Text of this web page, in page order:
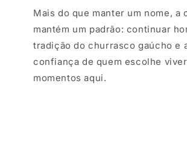
Mais do que manter um nome, a
mantém um padrão: continuar
tradição do churrasco gaúcho e
confiança de quem escolhe
momentos aqui.